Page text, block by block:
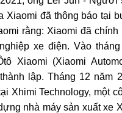
Xiaomi đã thông báo tại
rằng: Xiaomi đã chính
xe điện. Vào
Xiaomi (Xiaomi
lập. Tháng 12 năm
Xhimi Technology, một
nhà máy sản xuất xe